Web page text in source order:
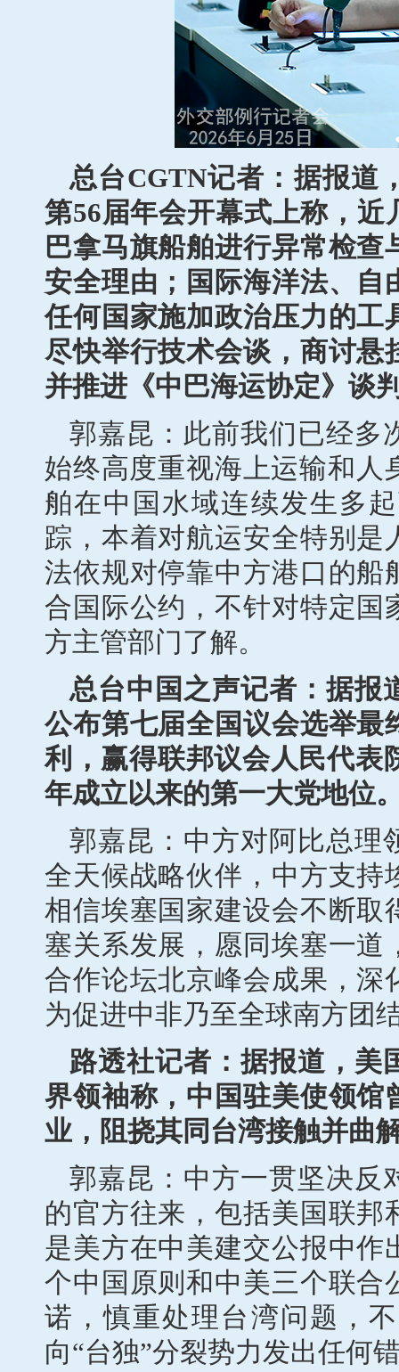
总台CGTN记者：据报道
第56届年会开幕式上称，
巴拿马旗船舶进行异常检
安全理由；国际海洋法、自
任何国家施加政治压力的工
尽快举行技术会谈，商讨悬
并推进《中巴海运协定》谈
郭嘉昆：此前我们已经多
始终高度重视海上运输和人
舶在中国水域连续发生多
踪，本着对航运安全特别
法依规对停靠中方港口的船
合国际公约，不针对特定国
方主管部门了解。
总台中国之声记者：据报
公布第七届全国议会选举最
利，赢得联邦议会人民代表
年成立以来的第一大党地位
郭嘉昆：中方对阿比总理
全天候战略伙伴，中方支持
相信埃塞国家建设会不断取
塞关系发展，愿同埃塞一道
合作论坛北京峰会成果，深
为促进中非乃至全球南方团
路透社记者：据报道，美
界领袖称，中国驻美使领馆
业，阻挠其同台湾接触并曲
郭嘉昆：中方一贯坚决反
的官方往来，包括美国联
是美方在中美建交公报中作
个中国原则和中美三个联合
诺，慎重处理台湾问题，
向“台独”分裂势力发出任何